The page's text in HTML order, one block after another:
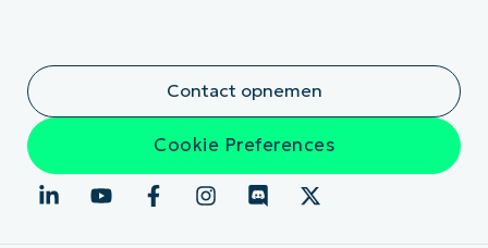
Contact opnemen
Cookie Preferences